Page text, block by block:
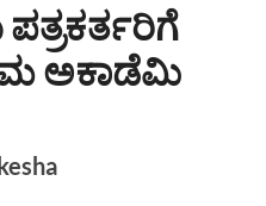
ಅಕಾಡೆಮಿ